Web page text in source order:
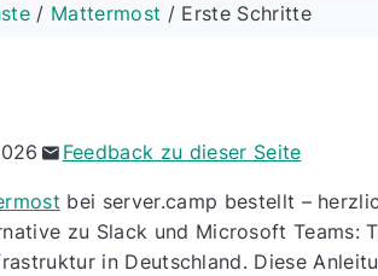
/ Mattermost / Erste Schritte
Feedback zu dieser Seite
bei server.camp bestellt –
zu Slack und Microsoft Teams:
in Deutschland. Diese